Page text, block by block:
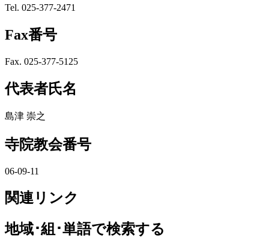
Tel. 025-377-2471
Fax番号
Fax. 025-377-5125
代表者氏名
島津 崇之
寺院教会番号
06-09-11
関連リンク
地域･組･単語で検索する